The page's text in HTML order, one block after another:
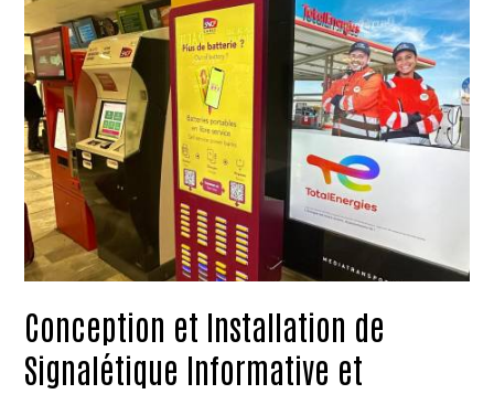
Conception et Installation de
Signalétique Informative et